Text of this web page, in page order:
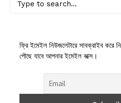
ফ্রি ইমেইল নিউজলেটারে সাবক্রাইব করে
পৌছে যাবে আপনার ইমেইল বক্সে।